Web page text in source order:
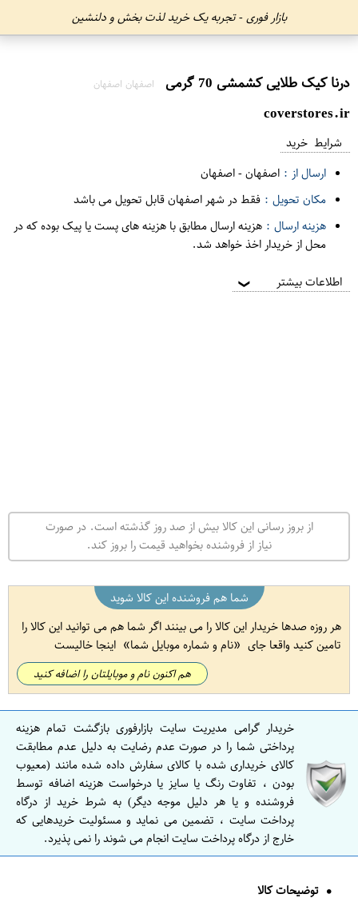
بازار فوری - تجربه یک خرید لذت بخش و دلنشین
درنا کیک طلایی کشمشی 70 گرمی اصفهان اصفهان
coverstores.ir
شرایط خرید
ارسال از : اصفهان-اصفهان
مکان تحویل : فقط در شهر اصفهان قابل تحویل می باشد
هزینه ارسال : هزینه ارسال مطابق با هزینه های پست یا پیک بوده که در
محل از خریدار اخذ خواهد شد.
اطلاعات بیشتر ❯
از بروز رسانی این کالا بیش از صد روز گذشته است. در صورت
نیاز از فروشنده بخواهید قیمت را بروز کند.
شما هم فروشنده این کالا شوید
هر روزه صدها خریدار این کالا را می بینند اگر شما هم می توانید این کالا را
تامین کنید واقعا جای
نام و شماره موبایل شما اینجا خالیست
هم اکنون نام و موبایلتان را اضافه کنید
خریدار گرامی مدیریت سایت بازارفوری بازگشت تمام هزینه
پرداختی شما را در صورت عدم رضایت به دلیل عدم مطابقت
کالای خریداری شده با کالای سفارش داده شده مانند (معیوب
بودن ، تفاوت رنگ یا سایز یا درخواست هزینه اضافه توسط
فروشنده و یا هر دلیل موجه دیگر) به شرط خرید از درگاه
پرداخت سایت ، تضمین می نماید و مسئولیت خریدهایی که
خارج از درگاه پرداخت سایت انجام می شوند را نمی پذیرد.
توضیحات کالا